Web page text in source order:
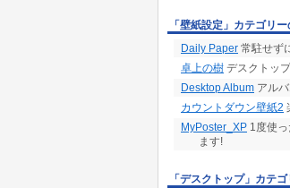
「壁紙設定」カテゴリ
Daily Paper 常駐せず
卓上の樹 デスクトッ
Desktop Album アル
カウントダウン壁紙2
MyPoster_XP 1度使
ます!
「デスクトップ」カテ